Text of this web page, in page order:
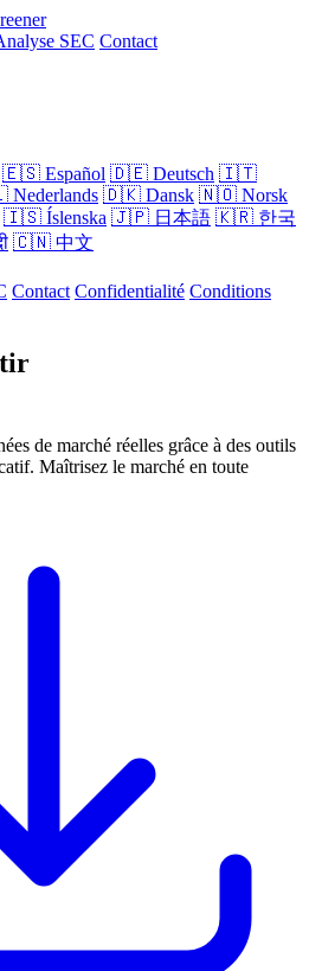
SEC Contact
🇪🇸 Español 🇩🇪 Deutsch 🇮🇹
Nederlands 🇩🇰 Dansk 🇳🇴 Norsk
🇮🇸 Íslenska 🇯🇵 日本語 🇰🇷 한국
🇨🇳 中文
Contact Confidentialité Conditions
de marché réelles grâce à des outils
Maîtrisez le marché en toute